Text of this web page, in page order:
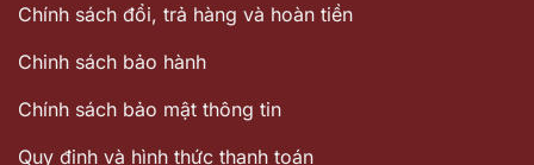
Chính sách đổi, trả hàng và hoàn tiền
Chinh sách bảo hành
Chính sách bảo mật thông tin
Quy định và hình thức thanh toán